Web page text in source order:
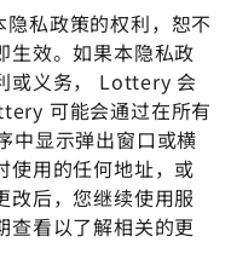
私政策的权利，恕不
生效。如果本隐私政
或义务， Lottery 会
可能会通过在所有
中显示弹出窗口或横
使用的任何地址，或
改后，您继续使用服
查看以了解相关的更